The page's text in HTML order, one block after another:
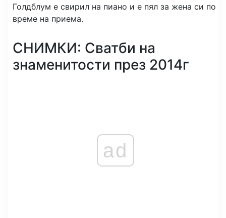
Голдблум е свирил на пиано и е пял за жена си по
време на приема.
СНИМКИ: Сватби на
знаменитости през 2014г
ad